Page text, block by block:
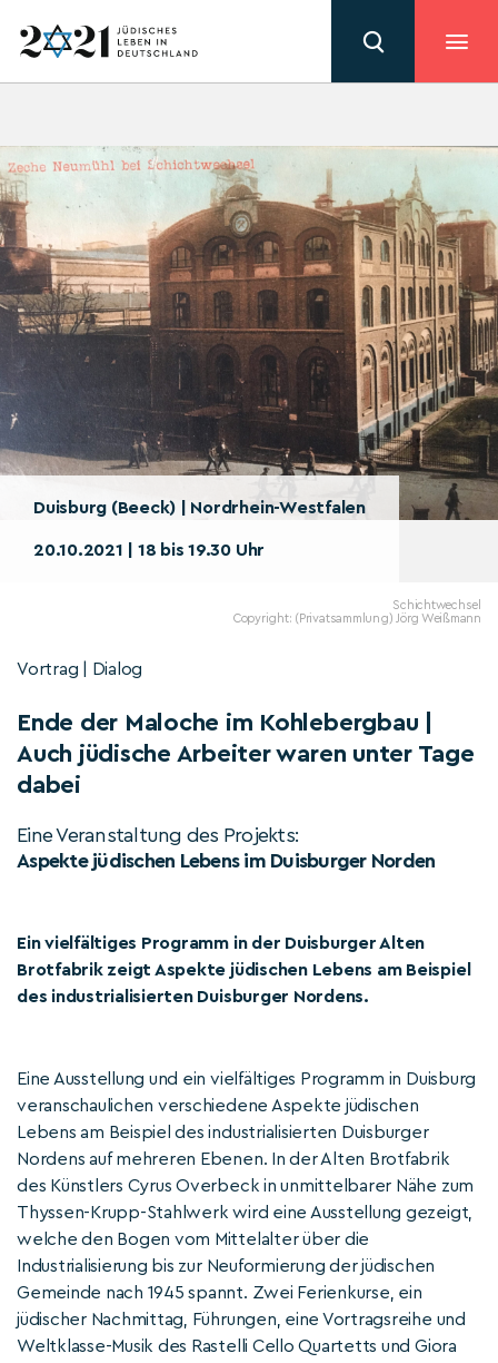
Duisburg (Beeck) | Nordrhein-Westfalen
20.10.2021 | 18 bis 19.30 Uhr
Schichtwechsel
Copyright: (Privatsammlung) Jörg Weißmann
Vortrag | Dialog
Ende der Maloche im Kohlebergbau |
Auch jüdische Arbeiter waren unter Tage
dabei
Eine Veranstaltung des Projekts:
Aspekte jüdischen Lebens im Duisburger Norden
Ein vielfältiges Programm in der Duisburger Alten
Brotfabrik zeigt Aspekte jüdischen Lebens am Beispiel
des industrialisierten Duisburger Nordens.
Eine Ausstellung und ein vielfältiges Programm in Duisburg
veranschaulichen verschiedene Aspekte jüdischen
Lebens am Beispiel des industrialisierten Duisburger
Nordens auf mehreren Ebenen. In der Alten Brotfabrik
des Künstlers Cyrus Overbeck in unmittelbarer Nähe zum
Thyssen-Krupp-Stahlwerk wird eine Ausstellung gezeigt,
welche den Bogen vom Mittelalter über die
Industrialisierung bis zur Neuformierung der jüdischen
Gemeinde nach 1945 spannt. Zwei Ferienkurse, ein
jüdischer Nachmittag, Führungen, eine Vortragsreihe und
Weltklasse-Musik des Rastelli Cello Quartetts und Giora